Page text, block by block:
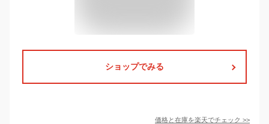
ショップでみる
価格と在庫を楽天でチェック >>